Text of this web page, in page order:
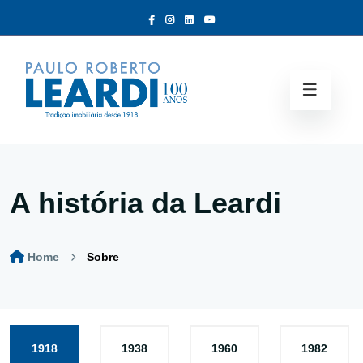
A história da Leardi
Home Sobre
1918 1938 1960 1982